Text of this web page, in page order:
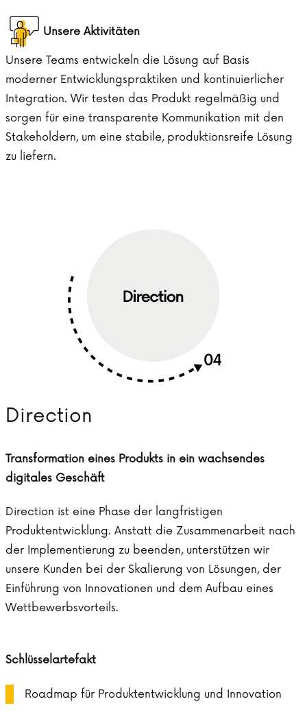
Unsere Aktivitäten
Unsere Teams entwickeln die Lösung auf Basis
moderner Entwicklungspraktiken und kontinuierlicher
Integration. Wir testen das Produkt regelmäßig und
sorgen für eine transparente Kommunikation mit den
Stakeholdern, um eine stabile, produktionsreife Lösung
zu liefern.
Direction
Transformation eines Produkts in ein wachsendes
digitales Geschäft
Direction ist eine Phase der langfristigen
Produktentwicklung. Anstatt die Zusammenarbeit nach
der Implementierung zu beenden, unterstützen wir
unsere Kunden bei der Skalierung von Lösungen, der
Einführung von Innovationen und dem Aufbau eines
Wettbewerbsvorteils.
Schlüsselartefakt
Roadmap für Produktentwicklung und Innovation